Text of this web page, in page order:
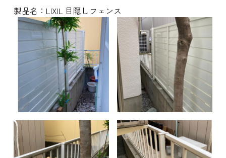
製品名：LIXIL 目隠しフェンス